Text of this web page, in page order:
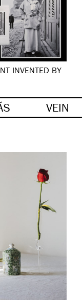
INVENTED BY
VEIN